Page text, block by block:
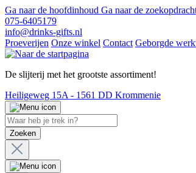
Ga naar de hoofdinhoud Ga naar de
075-6405179
info@drinks-gifts.nl
Proeverijen Onze winkel Contact Geborgde
De slijterij met het grootste assortiment!
Heiligeweg 15A - 1561 DD Krommenie
Zoeken